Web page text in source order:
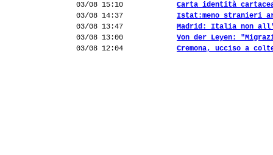
03/08 15:10
Carta identità
03/08 14:37
Istat:meno stranieri
03/08 13:47
Madrid: Italia non
03/08 13:00
Von der Leyen:
03/08 12:04
Cremona, ucciso a